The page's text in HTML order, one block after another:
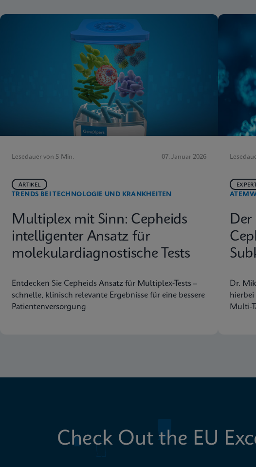
Lesedauer von 5 Min. 07. Januar 2026
TRENDS BEI TECHNOLOGIE UND KRANKHEITEN
ARTIKEL
Multiplex mit Sinn: Cepheids
intelligenter Ansatz für
molekulardiagnostische Tests
Entdecken Sie Cepheids Ansatz für Multiplex-Tests –
schnelle, klinisch relevante Ergebnisse für eine bessere
Patientenversorgung
Der
Dr.
Multi-
Check Out the EU